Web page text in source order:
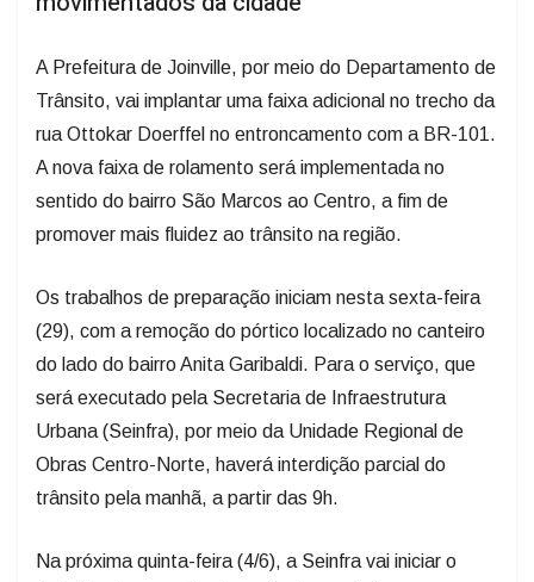
A Prefeitura de Joinville, por meio do Departamento de
Trânsito, vai implantar uma faixa adicional no trecho da
rua Ottokar Doerffel no entroncamento com a BR-101.
A nova faixa de rolamento será implementada no
sentido do bairro São Marcos ao Centro, a fim de
promover mais fluidez ao trânsito na região.
Os trabalhos de preparação iniciam nesta sexta-feira
(29), com a remoção do pórtico localizado no canteiro
do lado do bairro Anita Garibaldi. Para o serviço, que
será executado pela Secretaria de Infraestrutura
Urbana (Seinfra), por meio da Unidade Regional de
Obras Centro-Norte, haverá interdição parcial do
trânsito pela manhã, a partir das 9h.
Na próxima quinta-feira (4/6), a Seinfra vai iniciar o